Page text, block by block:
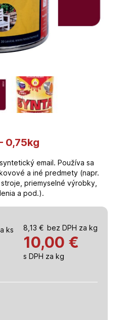
0,75kg
email. Používa sa
a iné predmety (napr.
priemyselné výrobky,
a pod.).
ks 8,13 € bez DPH za kg
10,00 €
s DPH za kg